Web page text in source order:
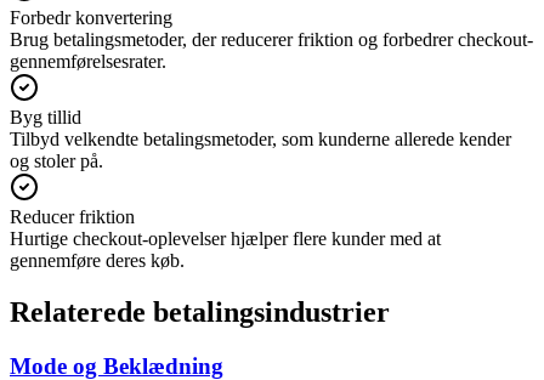
Forbedr konvertering
Brug betalingsmetoder, der reducerer friktion og forbedrer checkout-
gennemførelsesrater.
Byg tillid
Tilbyd velkendte betalingsmetoder, som kunderne allerede kender
og stoler på.
Reducer friktion
Hurtige checkout-oplevelser hjælper flere kunder med at
gennemføre deres køb.
Relaterede betalingsindustrier
Mode og Beklædning